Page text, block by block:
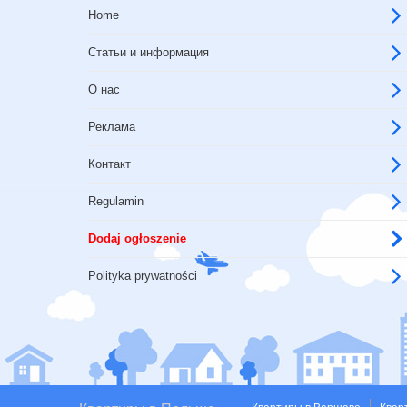
Home
Статьи и информация
О нас
Реклама
Контакт
Regulamin
Dodaj ogłoszenie
Polityka prywatności